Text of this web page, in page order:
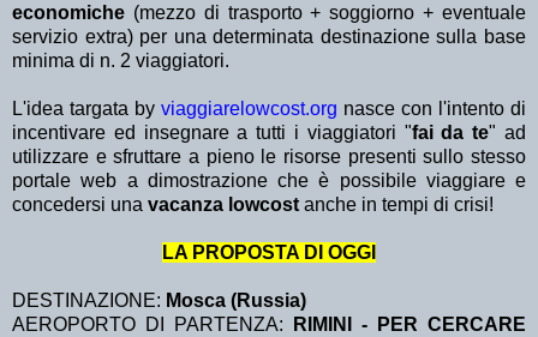
economiche (mezzo di trasporto + soggiorno + eventuale
servizio extra)per una determinata destinazione sulla base
minima di n. 2 viaggiatori.
L'idea targata by viaggiarelowcost.org nasce con l'intento di
incentivare ed insegnare a tutti i viaggiatori "fai da te" ad
utilizzare e sfruttare a pieno le risorse presenti sullo stesso
portale web a dimostrazione che è possibile viaggiare e
concedersi una vacanza lowcost anche in tempi di crisi!
LA PROPOSTA DI OGGI
DESTINAZIONE: Mosca (Russia)
AEROPORTO DI PARTENZA:
RIMINI - PER CERCARE